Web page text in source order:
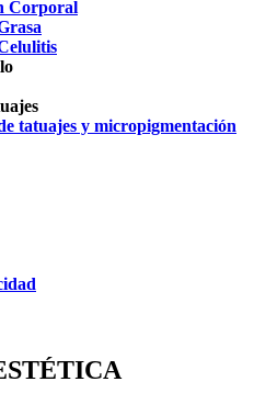
Corporal
tatuajes y micropigmentación